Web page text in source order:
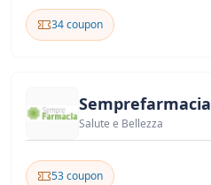
34 coupon
Semprefarmacia
Salute e Bellezza
53 coupon